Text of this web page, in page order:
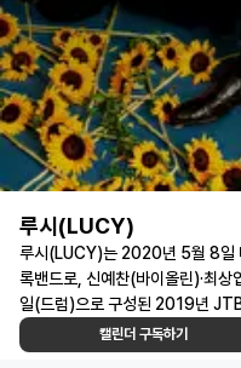
루시(LUCY)
일
정
캘
린
루시(LUCY)는 2020년 5월 8일
록밴드로, 신예찬(바이올린)·최상
일(드럼)으로 구성된 2019년
입니다. 밴드에서 보기 힘든 바이
비언스 사운드'로 독자적 음악 색
캘린더 구독하기